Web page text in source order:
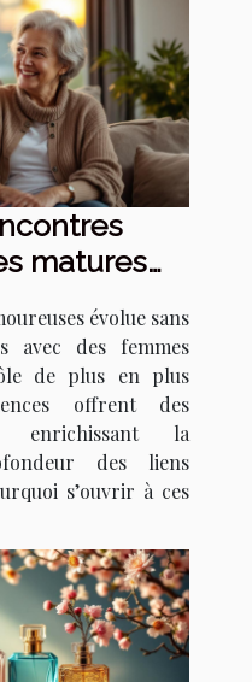
matures
évolue sans
avec des femmes
de plus en plus
offrent des
enrichissant la
des liens
s’ouvrir à ces